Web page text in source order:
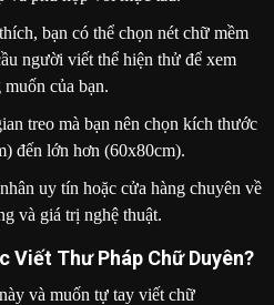
bạn có thể chọn nét chữ mềm
người viết thể hiện thử để xem
của bạn.
treo mà bạn nên chọn kích thước
đến lớn hơn (60x80cm).
uy tín hoặc cửa hàng chuyên về
và giá trị nghệ thuật.
Viết Thư Pháp Chữ Duyên?
và muốn tự tay viết chữ